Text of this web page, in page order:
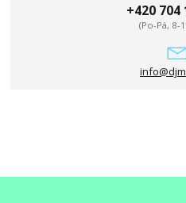
+420 704
(Po-Pá, 8-